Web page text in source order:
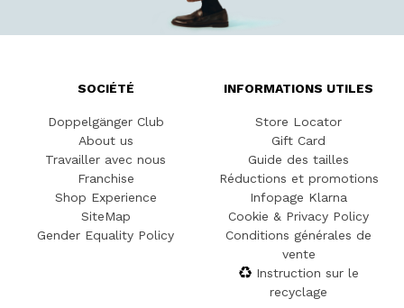
SOCIÉTÉ
Doppelgänger Club
About us
Travailler avec nous
Franchise
Shop Experience
SiteMap
Gender Equality Policy
INFORMATIONS UTILES
Store Locator
Gift Card
Guide des tailles
Réductions et promotions
Infopage Klarna
Cookie & Privacy Policy
Conditions générales de
vente
Instruction sur le
recyclage